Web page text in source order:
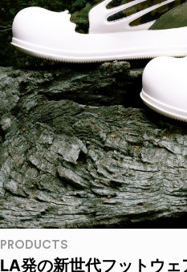
PRODUCTS
LA発の新世代フットウェ